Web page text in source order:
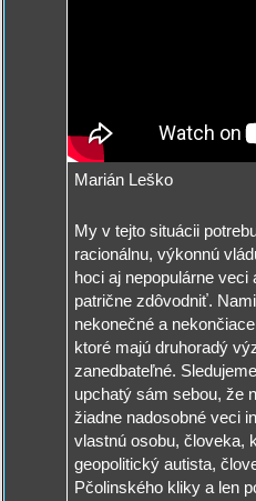
Marián Leško
My v tejto situácii
racionálnu, výkonnú
hoci aj nepopulárne veci
patrične zdôvodniť.
nekonečné a
ktoré majú druhoradý
zanedbateľné.
upchatý sám sebou, že
žiadne nadosobné veci
vlastnú osobu, človeka,
geopolitický autista,
Pčolinského kliky a len